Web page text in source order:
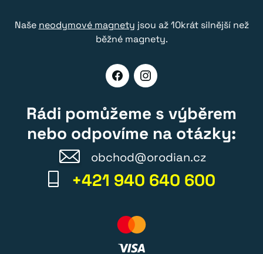
Naše neodymové magnety jsou až 10krát silnější než
běžné magnety.
Rádi pomůžeme s výběrem
nebo odpovíme na otázky:
obchod@orodian.cz
+421 940 640 600